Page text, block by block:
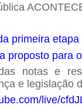
primeira
proposto para
notas e
e legislação
live/